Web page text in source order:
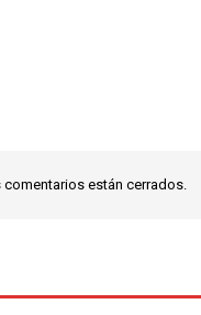
comentarios están cerrados.